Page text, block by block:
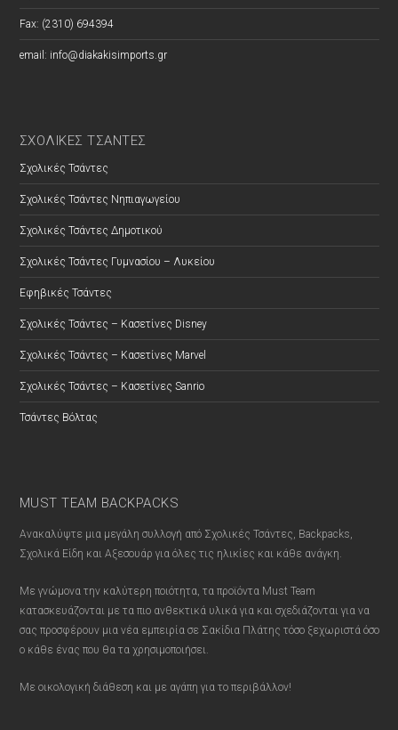
Fax: (2310) 694394
email: info@diakakisimports.gr
ΣΧΟΛΙΚΕΣ ΤΣΑΝΤΕΣ
Σχολικές Τσάντες
Σχολικές Τσάντες Νηπιαγωγείου
Σχολικές Τσάντες Δημοτικού
Σχολικές Τσάντες Γυμνασίου – Λυκείου
Εφηβικές Τσάντες
Σχολικές Τσάντες – Κασετίνες Disney
Σχολικές Τσάντες – Κασετίνες Marvel
Σχολικές Τσάντες – Κασετίνες Sanrio
Τσάντες Βόλτας
MUST TEAM BACKPACKS
Ανακαλύψτε μια μεγάλη συλλογή από Σχολικές Τσάντες, Backpacks,
Σχολικά Είδη και Αξεσουάρ για όλες τις ηλικίες και κάθε ανάγκη.
Με γνώμονα την καλύτερη ποιότητα, τα προϊόντα Must Team
κατασκευάζονται με τα πιο ανθεκτικά υλικά για και σχεδιάζονται για να
σας προσφέρουν μια νέα εμπειρία σε Σακίδια Πλάτης τόσο ξεχωριστά όσο
ο κάθε ένας που θα τα χρησιμοποιήσει.
Με οικολογική διάθεση και με αγάπη για το περιβάλλον!